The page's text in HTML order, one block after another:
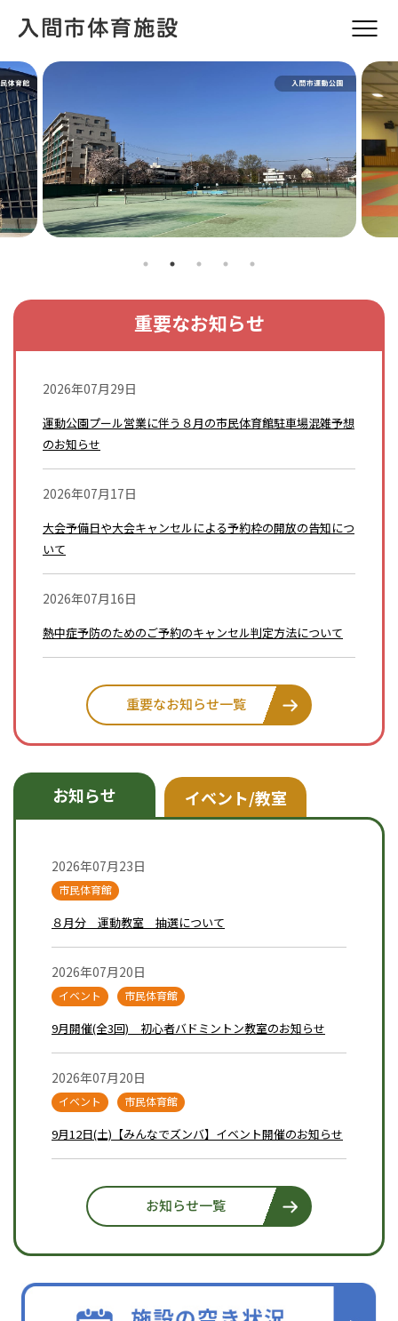
重要なお知らせ
2026年07月29日
運動公園プール営業に伴う８月の市民体育館駐車場混雑予想
のお知らせ
2026年07月17日
大会予備日や大会キャンセルによる予約枠の開放の告知につ
いて
2026年07月16日
熱中症予防のためのご予約のキャンセル判定方法について
重要なお知らせ一覧
お知らせ イベント/教室
2026年07月23日
市民体育館
８月分 運動教室 抽選について
2026年07月20日
イベント 市民体育館
9月開催(全3回) 初心者バドミントン教室のお知らせ
2026年07月20日
イベント 市民体育館
9月12日(土)【みんなでズンバ】イベント開催のお知らせ
お知らせ一覧